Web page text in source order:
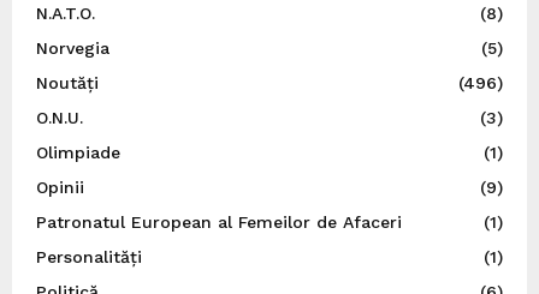
N.A.T.O.
(8)
Norvegia
(5)
Noutăți
(496)
O.N.U.
(3)
Olimpiade
(1)
Opinii
(9)
Patronatul European al Femeilor de Afaceri
(1)
Personalități
(1)